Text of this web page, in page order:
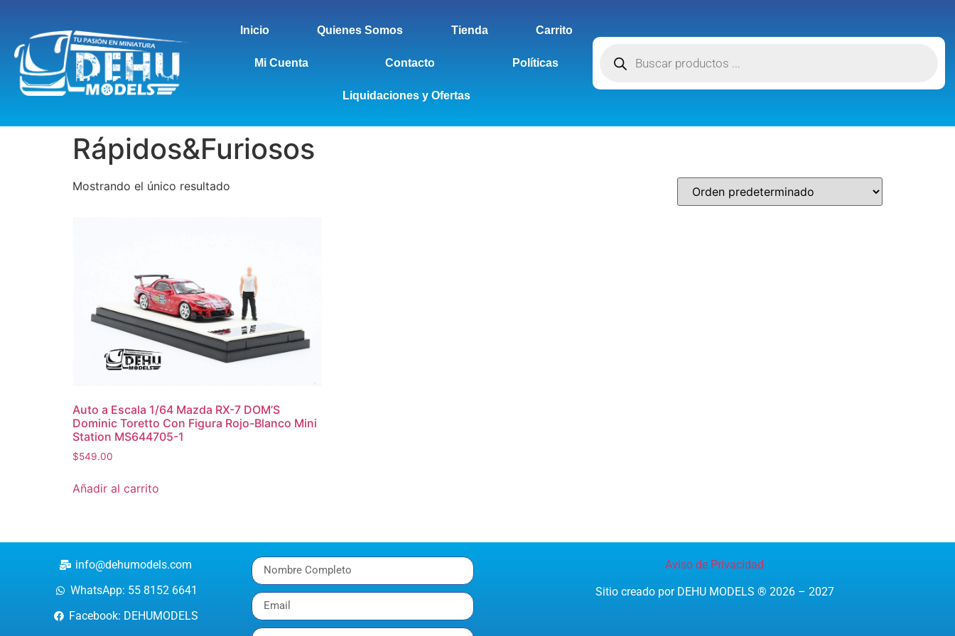
Inicio Quienes Somos Tienda Carrito
Mi Cuenta Contacto Políticas
Liquidaciones y Ofertas
Rápidos&Furiosos
Mostrando el único resultado
Auto a Escala 1/64 Mazda RX-7 DOM’S
Dominic Toretto Con Figura Rojo-Blanco Mini
Station MS644705-1
$549.00
Añadir al carrito
info@dehumodels.com
WhatsApp: 55 8152 6641
Facebook: DEHUMODELS
Aviso de Privacidad
Sitio creado por DEHU MODELS ® 2026 – 2027